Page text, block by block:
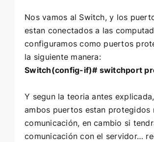
Nos vamos al Switch, y los
estan conectados a las
configuramos como puertos
la siguiente manera:
Switch(config-if)# switchport
Y segun la teoria antes
ambos puertos estan protegidos
comunicación, en cambio si
comunicación con el servidor…